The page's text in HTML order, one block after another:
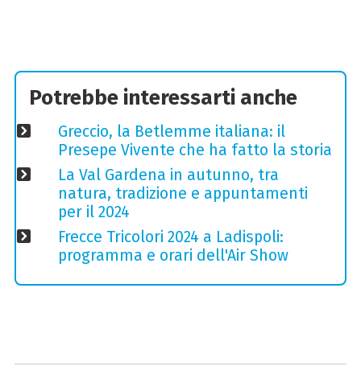
Potrebbe interessarti anche
Greccio, la Betlemme italiana: il
Presepe Vivente che ha fatto la storia
La Val Gardena in autunno, tra
natura, tradizione e appuntamenti
per il 2024
Frecce Tricolori 2024 a Ladispoli:
programma e orari dell'Air Show